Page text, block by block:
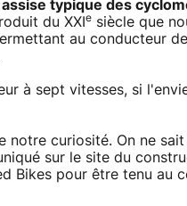
assise typique des
du XXI e siècle que
au conducteur
à sept vitesses, si
curiosité. On ne sait
sur le site du
Bikes pour être tenu au